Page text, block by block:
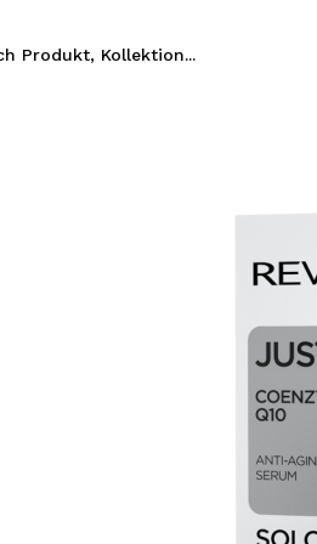
ICH
Durch die Erstellung
Einkäufe schnell
ESPAÑOL
Ines
colori